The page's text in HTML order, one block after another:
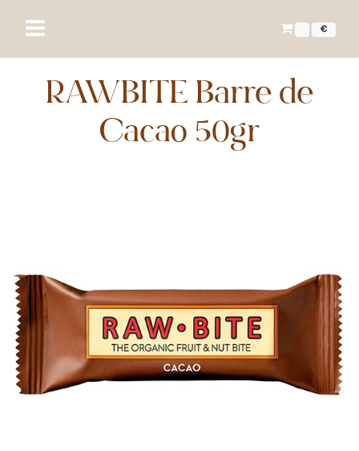
€
RAWBITE Barre de
Cacao 50gr